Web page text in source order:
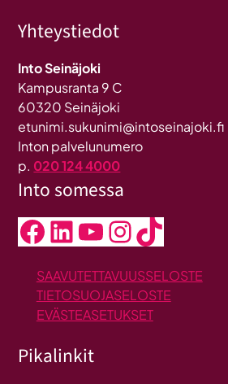
Yhteystiedot
Into Seinäjoki
Kampusranta 9 C
60320 Seinäjoki
etunimi.sukunimi@intoseinajoki.fi
Inton palvelunumero
p. 020 124 4000
Into somessa
Facebook LinkedIn YouTube InstagramTikTok
SAAVUTETTAVUUSSELOSTE
TIETOSUOJASELOSTE
EVÄSTEASETUKSET
Pikalinkit